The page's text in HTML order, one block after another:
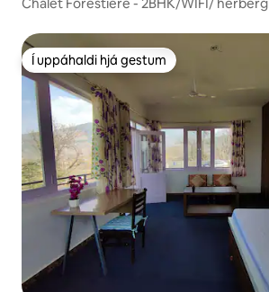
Í uppáhaldi hjá gestum
Í uppáhaldi hjá gestum